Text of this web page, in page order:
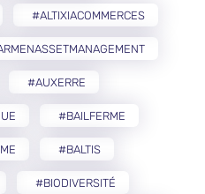
#ALTIXIACOMMERCES
#AUXERRE
#BAILFERME
#BALTIS
#BIODIVERSITÉ